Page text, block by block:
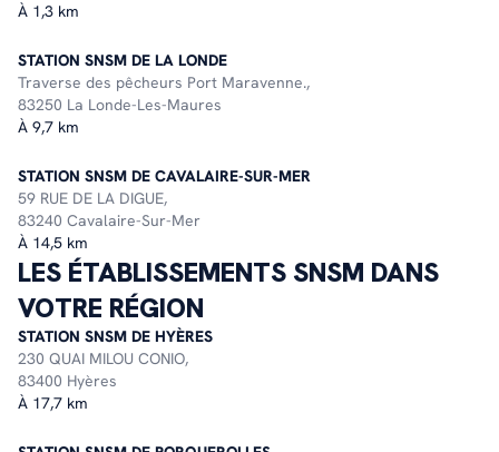
À 1,3 km
STATION SNSM DE LA LONDE
Traverse des pêcheurs Port Maravenne.,
83250 La Londe-Les-Maures
À 9,7 km
STATION SNSM DE CAVALAIRE-SUR-MER
59 RUE DE LA DIGUE,
83240 Cavalaire-Sur-Mer
À 14,5 km
LES ÉTABLISSEMENTS SNSM DANS
VOTRE RÉGION
STATION SNSM DE HYÈRES
230 QUAI MILOU CONIO,
83400 Hyères
À 17,7 km